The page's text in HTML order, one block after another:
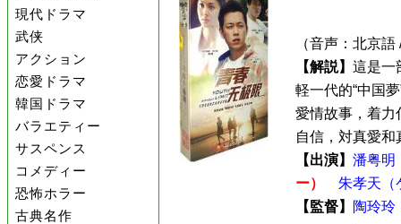
現代ドラマ
武侠
アクション
恋愛ドラマ
韓国ドラマ
バラエティー
サスペンス
コメディー
恐怖ホラー
古典名作
（音声：北京
【解説】 這是一
軽一代的“中国
愛情故事，着力
自信，対真愛和
【出演】 潘粤明
ー）
朱孝天（
【監督】
陶玲玲